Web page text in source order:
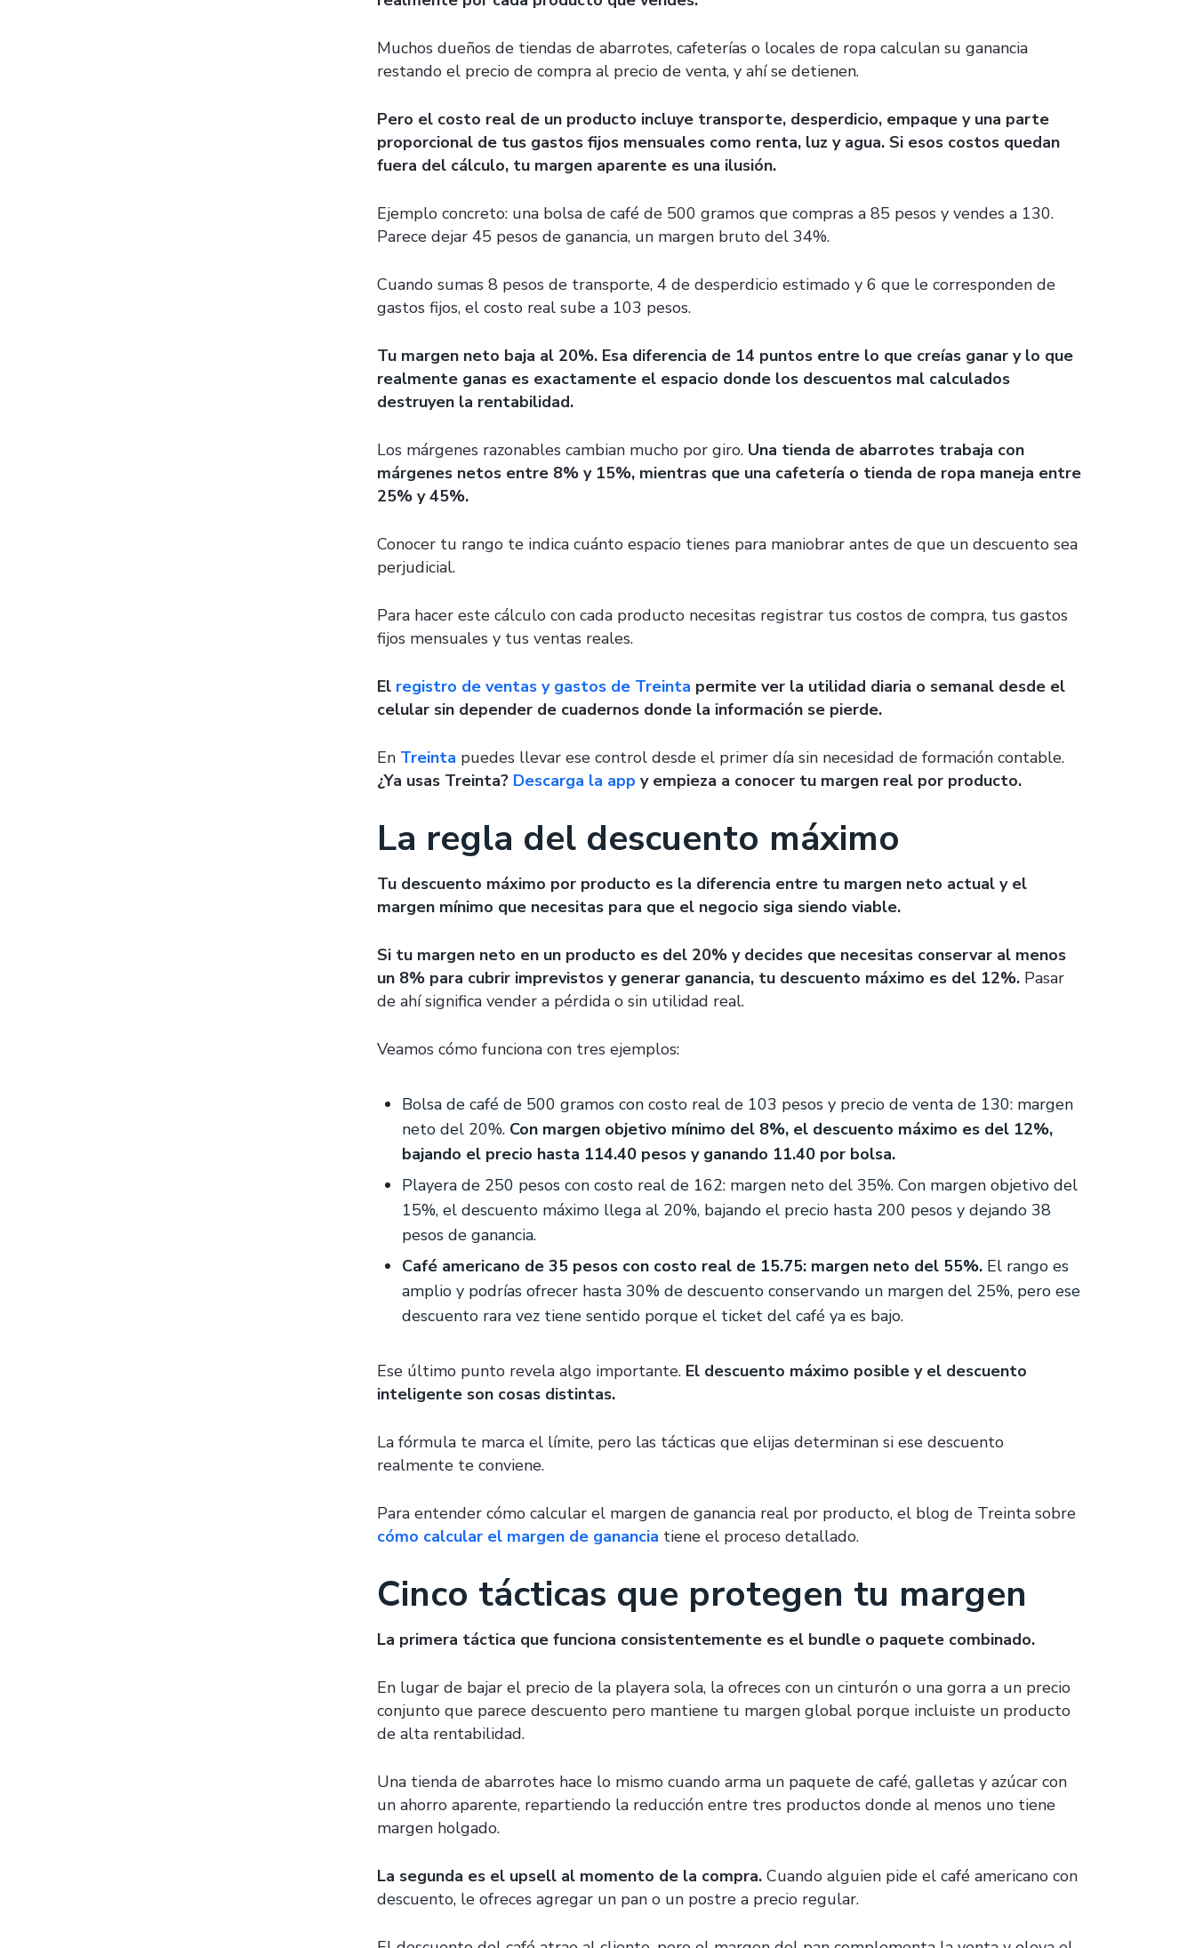
Muchos dueños de tiendas de abarrotes, cafeterías o locales de ropa calculan su ganancia
restando el precio de compra al precio de venta, y ahí se detienen.
Pero el costo real de un producto incluye transporte, desperdicio, empaque y una parte
proporcional de tus gastos fijos mensuales como renta, luz y agua. Si esos costos quedan
fuera del cálculo, tu margen aparente es una ilusión.
Ejemplo concreto: una bolsa de café de 500 gramos que compras a 85 pesos y vendes a 130.
Parece dejar 45 pesos de ganancia, un margen bruto del 34%.
Cuando sumas 8 pesos de transporte, 4 de desperdicio estimado y 6 que le corresponden de
gastos fijos, el costo real sube a 103 pesos.
Tu margen neto baja al 20%. Esa diferencia de 14 puntos entre lo que creías ganar y lo que
realmente ganas es exactamente el espacio donde los descuentos mal calculados
destruyen la rentabilidad.
Los márgenes razonables cambian mucho por giro. Una tienda de abarrotes trabaja con
márgenes netos entre 8% y 15%, mientras que una cafetería o tienda de ropa maneja entre
25% y 45%.
Conocer tu rango te indica cuánto espacio tienes para maniobrar antes de que un descuento sea
perjudicial.
Para hacer este cálculo con cada producto necesitas registrar tus costos de compra, tus gastos
fijos mensuales y tus ventas reales.
El registro de ventas y gastos de Treinta permite ver la utilidad diaria o semanal desde el
celular sin depender de cuadernos donde la información se pierde.
En Treinta puedes llevar ese control desde el primer día sin necesidad de formación contable.
¿Ya usas Treinta? Descarga la app y empieza a conocer tu margen real por producto.
La regla del descuento máximo
Tu descuento máximo por producto es la diferencia entre tu margen neto actual y el
margen mínimo que necesitas para que el negocio siga siendo viable.
Si tu margen neto en un producto es del 20% y decides que necesitas conservar al menos
un 8% para cubrir imprevistos y generar ganancia, tu descuento máximo es del 12%. Pasar
de ahí significa vender a pérdida o sin utilidad real.
Veamos cómo funciona con tres ejemplos:
Bolsa de café de 500 gramos con costo real de 103 pesos y precio de venta de 130: margen
neto del 20%. Con margen objetivo mínimo del 8%, el descuento máximo es del 12%,
bajando el precio hasta 114.40 pesos y ganando 11.40 por bolsa.
Playera de 250 pesos con costo real de 162: margen neto del 35%. Con margen objetivo del
15%, el descuento máximo llega al 20%, bajando el precio hasta 200 pesos y dejando 38
pesos de ganancia.
Café americano de 35 pesos con costo real de 15.75: margen neto del 55%. El rango es
amplio y podrías ofrecer hasta 30% de descuento conservando un margen del 25%, pero ese
descuento rara vez tiene sentido porque el ticket del café ya es bajo.
Ese último punto revela algo importante. El descuento máximo posible y el descuento
inteligente son cosas distintas.
La fórmula te marca el límite, pero las tácticas que elijas determinan si ese descuento
realmente te conviene.
Para entender cómo calcular el margen de ganancia real por producto, el blog de Treinta sobre
cómo calcular el margen de ganancia tiene el proceso detallado.
Cinco tácticas que protegen tu margen
La primera táctica que funciona consistentemente es el bundle o paquete combinado.
En lugar de bajar el precio de la playera sola, la ofreces con un cinturón o una gorra a un precio
conjunto que parece descuento pero mantiene tu margen global porque incluiste un producto
de alta rentabilidad.
Una tienda de abarrotes hace lo mismo cuando arma un paquete de café, galletas y azúcar con
un ahorro aparente, repartiendo la reducción entre tres productos donde al menos uno tiene
margen holgado.
La segunda es el upsell al momento de la compra. Cuando alguien pide el café americano con
descuento, le ofreces agregar un pan o un postre a precio regular.